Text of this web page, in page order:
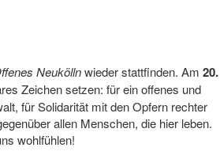
Neuköllnwieder stattfinden. Am 20.
Zeichen setzen: für ein offenes und
für Solidarität mit den Opfern rechter
allen Menschen, die hier leben.
wohlfühlen!